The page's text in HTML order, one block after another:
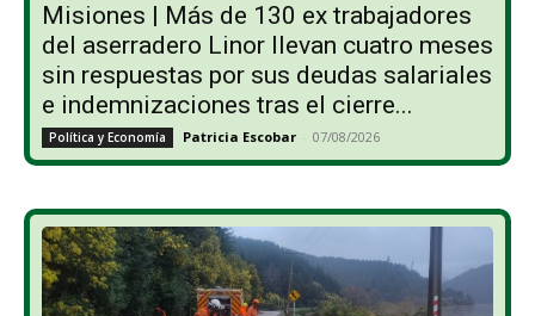
Misiones | Más de 130 ex trabajadores
del aserradero Linor llevan cuatro meses
sin respuestas por sus deudas salariales
e indemnizaciones tras el cierre...
Política y Economía Patricia Escobar - 07/08/2026